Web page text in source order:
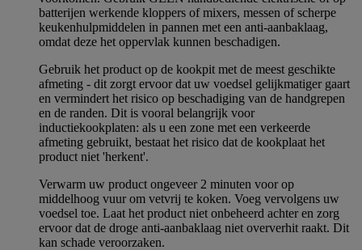
batterijen werkende kloppers of mixers, messen of scherpe
keukenhulpmiddelen in pannen met een anti-aanbaklaag,
omdat deze het oppervlak kunnen beschadigen.
Gebruik het product op de kookpit met de meest geschikte
afmeting - dit zorgt ervoor dat uw voedsel gelijkmatiger gaart
en vermindert het risico op beschadiging van de handgrepen
en de randen. Dit is vooral belangrijk voor
inductiekookplaten: als u een zone met een verkeerde
afmeting gebruikt, bestaat het risico dat de kookplaat het
product niet 'herkent'.
Verwarm uw product ongeveer 2 minuten voor op
middelhoog vuur om vetvrij te koken. Voeg vervolgens uw
voedsel toe. Laat het product niet onbeheerd achter en zorg
ervoor dat de droge anti-aanbaklaag niet oververhit raakt. Dit
kan schade veroorzaken.